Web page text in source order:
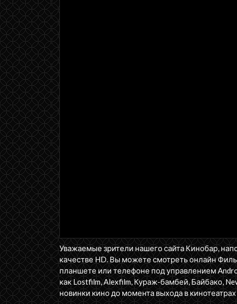
Уважаемые зрители нашего сайта Кинобар,
качестве HD. Вы можете смотреть онлайн
планшете или телефоне под управлением
как Lostfilm, Alexfilm, Кураж-бамбей, Байбако,
новинки кино до момента выхода в